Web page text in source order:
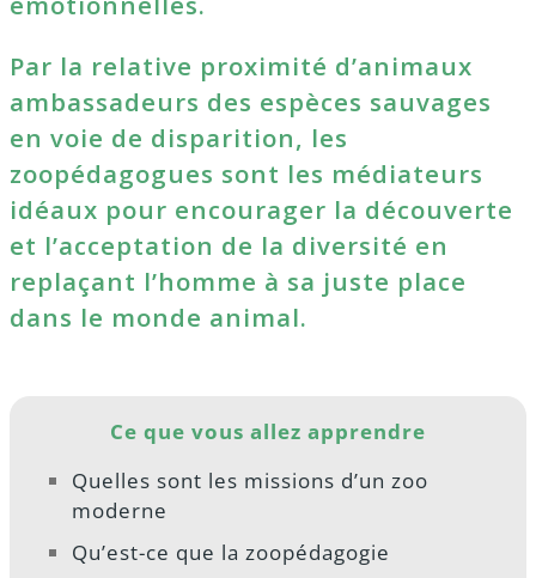
Par la relative proximité d’animaux
ambassadeurs des espèces sauvages
en voie de disparition, les
zoopédagogues sont les médiateurs
idéaux pour encourager la découverte
et l’acceptation de la diversité en
replaçant l’homme à sa juste place
dans le monde animal.
Ce que vous allez apprendre
Quelles sont les missions d’un zoo
moderne
Qu’est-ce que la zoopédagogie